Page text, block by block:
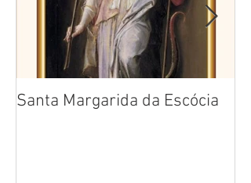
Santa Margarida da Escócia